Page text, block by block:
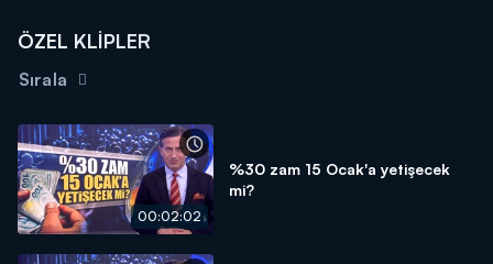
ÖZEL KLİPLER
Sırala
00:02:02
%30 zam 15 Ocak'a yetişecek
mi?